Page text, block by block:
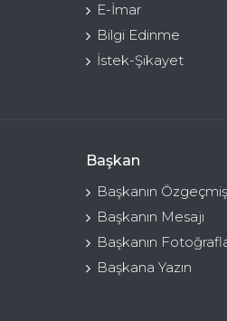
E-İmar
Bilgi Edinme
İstek-Şikayet
Başkan
Başkanın
Başkanın Mesajı
Başkanın
Başkana Yazın